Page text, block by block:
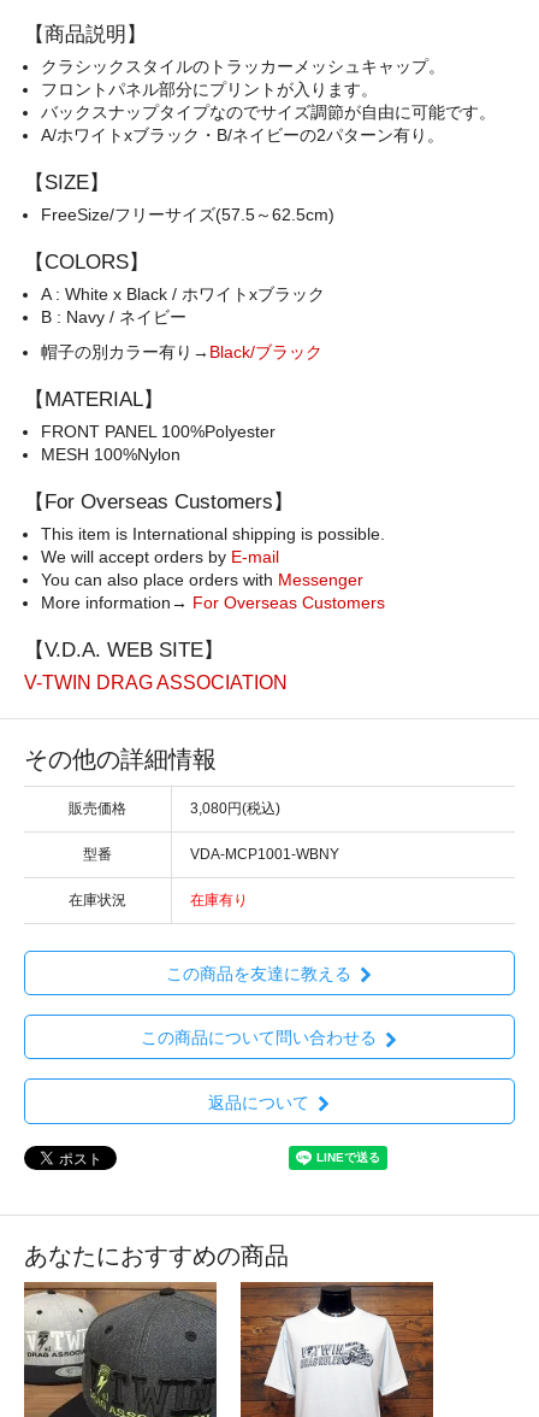
【商品説明】
クラシックスタイルのトラッカーメッシュキャップ。
フロントパネル部分にプリントが入ります。
バックスナップタイプなのでサイズ調節が自由に可能です。
A/ホワイトxブラック・B/ネイビーの2パターン有り。
【SIZE】
FreeSize/フリーサイズ(57.5～62.5cm)
【COLORS】
A : White x Black / ホワイトxブラック
B : Navy / ネイビー
帽子の別カラー有り→ Black/ブラック
【MATERIAL】
FRONT PANEL 100%Polyester
MESH 100%Nylon
【For Overseas Customers】
This item is International shipping is possible.
We will accept orders by E-mail
You can also place orders with Messenger
More information→ For Overseas Customers
【V.D.A. WEB SITE】
V-TWIN DRAG ASSOCIATION
その他の詳細情報
販売価格 3,080円(税込)
型番 VDA-MCP1001-WBNY
在庫状況 在庫有り
この商品を友達に教える
この商品について問い合わせる
返品について
あなたにおすすめの商品